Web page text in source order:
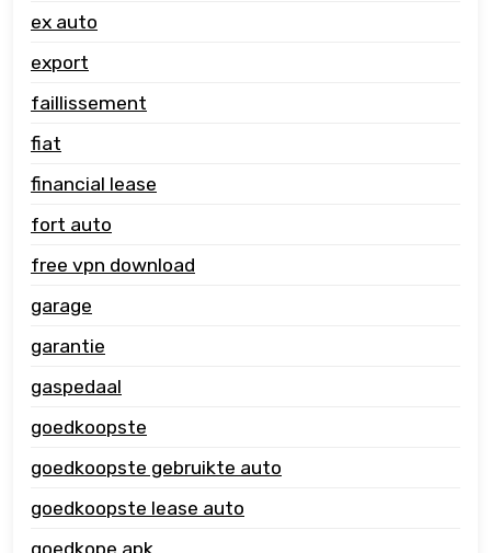
ex auto
export
faillissement
fiat
financial lease
fort auto
free vpn download
garage
garantie
gaspedaal
goedkoopste
goedkoopste gebruikte auto
goedkoopste lease auto